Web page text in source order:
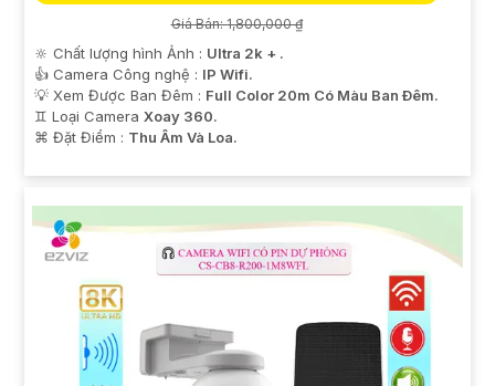
Giá Bán: 1,800,000 ₫
🔆 Chất lượng hình Ảnh : Ultra 2k + .
👍 Camera Công nghệ : IP Wifi.
💡 Xem Được Ban Đêm : Full Color 20m Có Màu Ban Ðêm.
♊ Loại Camera Xoay 360.
️⌘ Đặt Điểm : Thu Âm Và Loa.